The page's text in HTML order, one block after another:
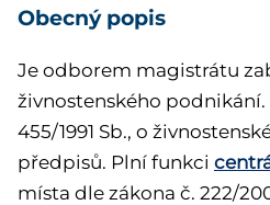
Obecný popis
Je odborem magistrátu
živnostenského
455/1991 Sb., o
předpisů. Plní funkci
místa dle zákona č. 222/